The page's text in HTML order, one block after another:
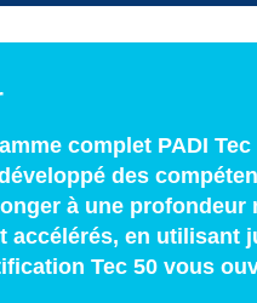
complet PADI
des
à une profondeur
en utilisant
Tec 50 vous